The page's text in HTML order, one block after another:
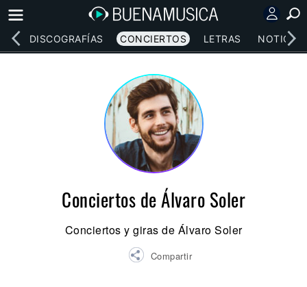
DISCOGRAFÍAS CONCIERTOS LETRAS NOTICIAS
Conciertos de Álvaro Soler
Conciertos y giras de Álvaro Soler
Compartir